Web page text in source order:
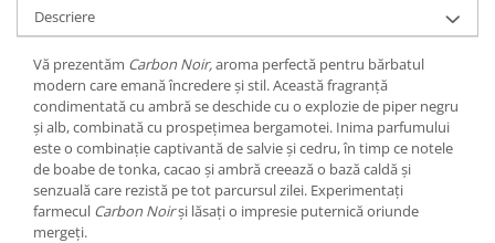
Descriere
Vă prezentăm Carbon Noir,aroma perfectă pentru bărbatul
modern care emană încredere și stil. Această fragranță
condimentată cu ambră se deschide cu o explozie de piper negru
și alb, combinată cu prospețimea bergamotei. Inima parfumului
este o combinație captivantă de salvie și cedru, în timp ce notele
de boabe de tonka, cacao și ambră creează o bază caldă și
senzuală care rezistă pe tot parcursul zilei. Experimentați
farmecul Carbon Noirși lăsați o impresie puternică oriunde
mergeți.